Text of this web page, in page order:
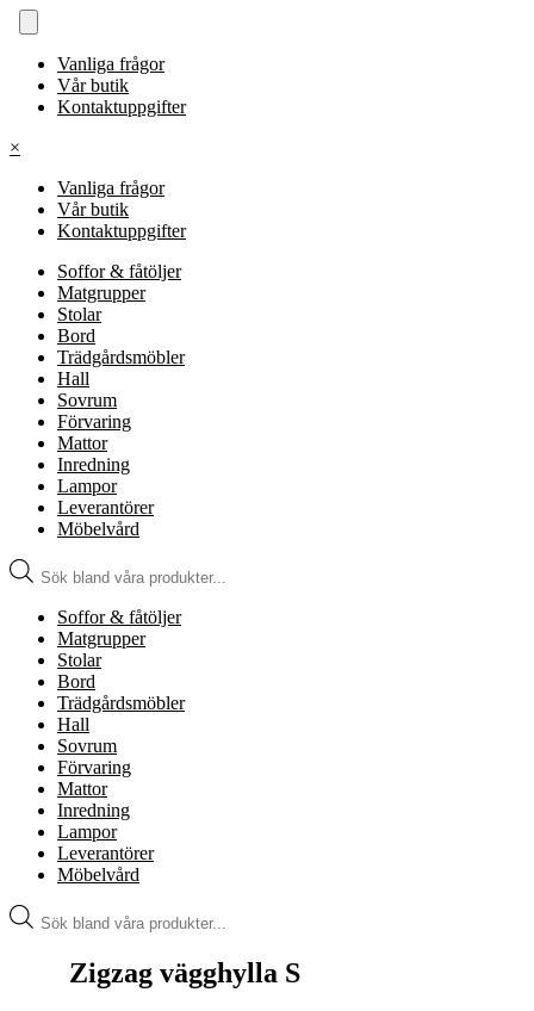
Vanliga frågor
Vår butik
Kontaktuppgifter
×
Vanliga frågor
Vår butik
Kontaktuppgifter
Soffor & fåtöljer
Matgrupper
Stolar
Bord
Trädgårdsmöbler
Hall
Sovrum
Förvaring
Mattor
Inredning
Lampor
Leverantörer
Möbelvård
Produktsökning
Soffor & fåtöljer
Matgrupper
Stolar
Bord
Trädgårdsmöbler
Hall
Sovrum
Förvaring
Mattor
Inredning
Lampor
Leverantörer
Möbelvård
Produktsökning
Zigzag vägghylla S